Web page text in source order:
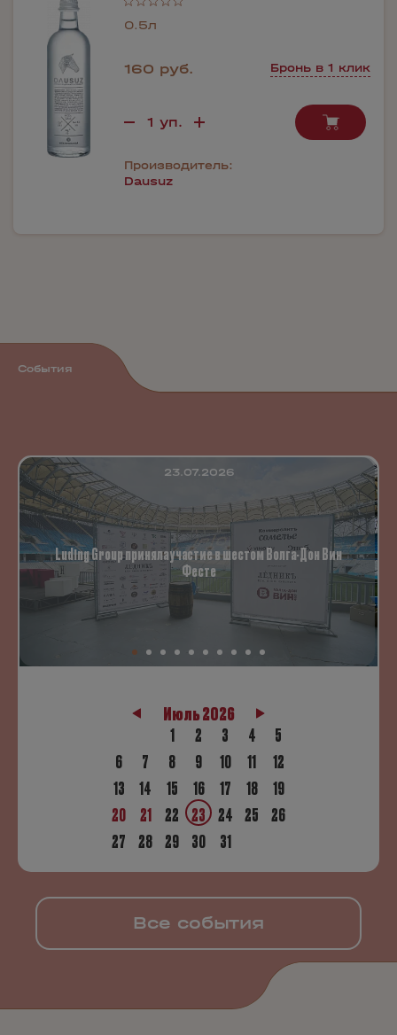
0.5л
160 руб. Бронь в 1 клик
Производитель:
Dausuz
События
23.07.2026
Luding Group приняла участие в шестом Волга-Дон Вин
Фесте
Июль 2026
1
2 3 4
5
6
7 8 9 10 11
12
13
14 15 16 17 18
19
20
21 22 23 24 25 26
27 28 29 30 31
Все события